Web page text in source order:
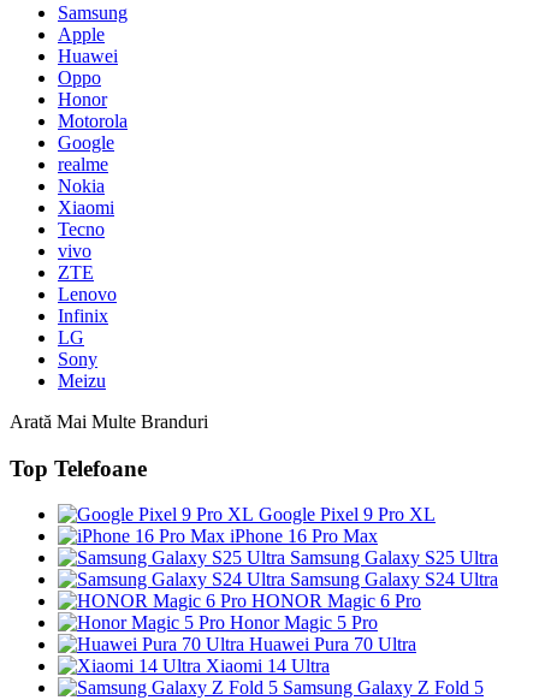
Samsung
Apple
Huawei
Oppo
Honor
Motorola
Google
realme
Nokia
Xiaomi
Tecno
vivo
ZTE
Lenovo
Infinix
LG
Sony
Meizu
Arată Mai Multe Branduri
Top Telefoane
Google Pixel 9 Pro XL
iPhone 16 Pro Max
Samsung Galaxy S25 Ultra
Samsung Galaxy S24 Ultra
HONOR Magic 6 Pro
Honor Magic 5 Pro
Huawei Pura 70 Ultra
Xiaomi 14 Ultra
Samsung Galaxy Z Fold 5